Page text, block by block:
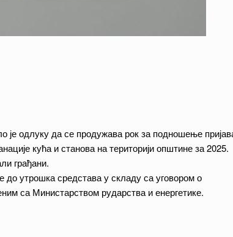
одлуку да се продужава рок за подношење
кућа и станова на територији општине за 2025.
грађани.
утрошка средстава у складу са уговором о
са Министарством рударства и енергетике.